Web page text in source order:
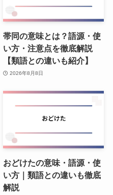
帯同の意味とは？語源・使
い方・注意点を徹底解説
【類語との違いも紹介】
2026年8月8日
おどけたの意味・語源・使
い方｜類語との違いも徹底
解説